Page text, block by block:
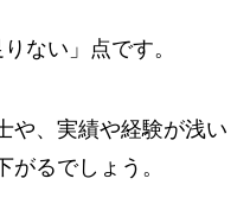
ない」点です。
や、実績や経験が浅い
るでしょう。